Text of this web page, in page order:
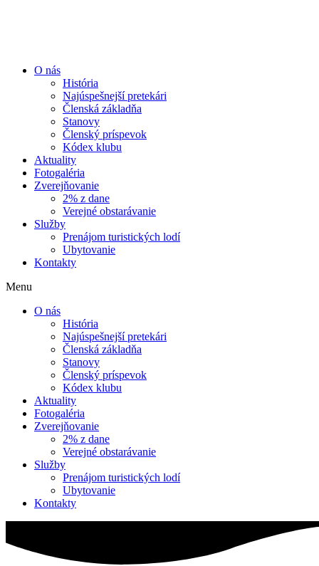
O nás
História
Najúspešnejší pretekári
Členská základňa
Stanovy
Členský príspevok
Kódex klubu
Aktuality
Fotogaléria
Zverejňovanie
2% z dane
Verejné obstarávanie
Služby
Prenájom turistických lodí
Ubytovanie
Kontakty
Menu
O nás
História
Najúspešnejší pretekári
Členská základňa
Stanovy
Členský príspevok
Kódex klubu
Aktuality
Fotogaléria
Zverejňovanie
2% z dane
Verejné obstarávanie
Služby
Prenájom turistických lodí
Ubytovanie
Kontakty